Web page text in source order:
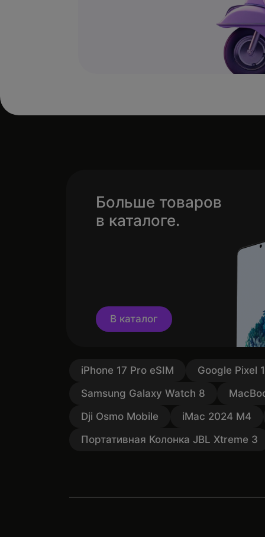
Больше товаров
в каталоге.
В каталог
iPhone 17 Pro eSIM Google Pixel
Samsung Galaxy Watch 8
Dji Osmo Mobile
iMac 2024 M4
Портативная Колонка JBL Xtreme 3